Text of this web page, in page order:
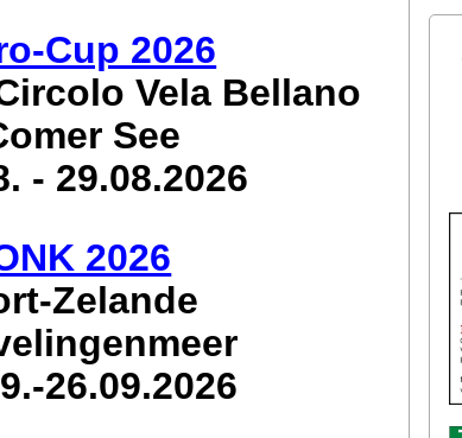
Cup 2026
Vela Bellano
See
- 29.08.2026
2026
Zelande
26.09.2026